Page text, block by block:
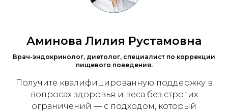
Аминова Лилия Рустамовна
Врач-эндокринолог, диетолог, специалист по коррекции
пищевого поведения.
Получите квалифицированную поддержку в
вопросах здоровья и веса без строгих
ограничений — с подходом, который